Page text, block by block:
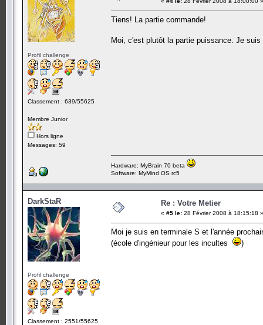
Profil challenge
Classement : 639/55625
Membre Junior
Hors ligne
Messages: 59
Tiens! La partie commande!
Moi, c'est plutôt la partie puissance. Je
Hardware: MyBrain 70 beta
Software: MyMind OS rc5
DarkStaR
Profil challenge
Classement : 2551/55625
Re : Votre Metier
« #5 le: 28 Février 2008 à 18:15:18 »
Moi je suis en terminale S et l'année
(école d'ingénieur pour les incultes
)